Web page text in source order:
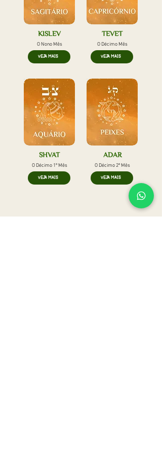
KISLEV
O Nono Mês
VEJA MAIS
TEVET
O Décimo Mês
VEJA MAIS
SHVAT
O Décimo 1º Mês
VEJA MAIS
ADAR
O Décimo 2º Mês
VEJA MAIS